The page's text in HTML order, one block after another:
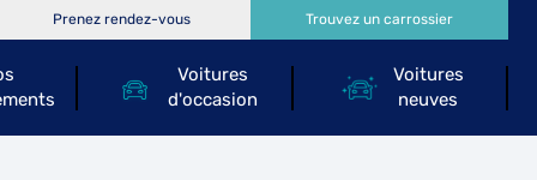
Voitures
d'occasion
Voitures
neuves
Prenez rendez-vous Trouvez un carrossier